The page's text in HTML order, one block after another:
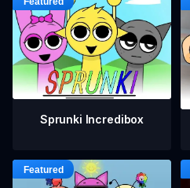
Sprunki Incredibox